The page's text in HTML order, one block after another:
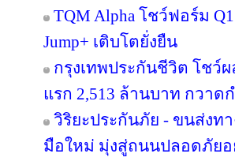
TQM Alpha โชว์ฟอร์ม
Jump+ เติบโตยั่งยืน
กรุงเทพประกันชีวิต โชว์
แรก 2,513 ล้านบาท กวาด
วิริยะประกันภัย - ขนส่งท
มือใหม่ มุ่งสู่ถนนปลอดภัยอ